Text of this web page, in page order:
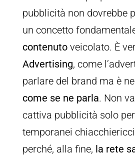
pubblicità non dovrebbe
un concetto
contenutoveicolato. È
Advertising, come
parlare del brand ma è
come se ne parla. Non
cattiva pubblicità solo
temporanei
perché, alla fine, la rete